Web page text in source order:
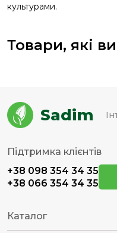
культурами.
Товари, які
Sadim
Підтримка клієнтів
+38 098 354 34 35
+38 066 354 34 35
Каталог